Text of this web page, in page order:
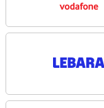
Dubbele 200MP
X9 Ultra leg je in
200MP-camera’s
dichterbij te halen